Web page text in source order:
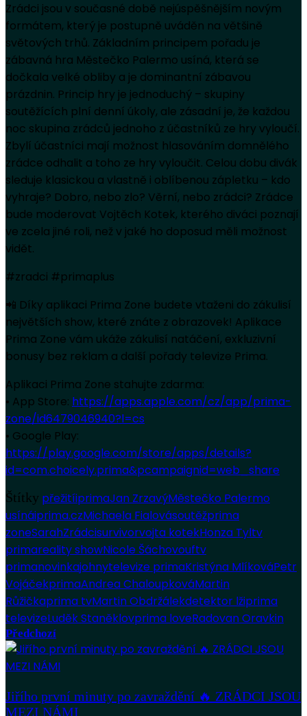
Zrádci jsou v současné době nejúspěšnějším novým
formátem, který je postupně uváděn na většině
světových trhů. Základním principem pořadu je
zábavná hra Městečko Palermo usíná, která se
dočkala velké obliby a je dominantní zábavou
prázdnin. Princip hry je jednoduchý – skupiny
soutěžících plní denní úkoly, ale zásadní je, že každou
noc skupina zrádců jednoho z účastníků ze hry vyloučí.
Zbylí účastníci mají možnost hlasováním domnělého
zrádce odhalit a toho ze hry vyloučit. Celou dobu divák
sleduje klasickou a vlastně i oblíbenou zápletku – kdo
vyhraje? Dobro, nebo zlo? Věrní, nebo zrádci? Zrádce
bude moderovat Vojtěch Kotek, kterého diváci poznají
ve zcela jiné roli, než v jaké ho doposud měli možnost
vidět.
#zradci #primaplus
📲 Díky aplikaci Prima Zone budete vtaženi do zákulisí
největších show, které znáte z obrazovek! Aplikace
Prima Zone vám ukáže zákulisí natáčení, exkluzivní
bonusy bez reklam a další pořady televize Prima.
Aplikaci Prima Zone stahujte zdarma:
• App Store: https://apps.apple.com/cz/app/prima-
zone/id6479046940?l=cs
• Google Play:
https://play.google.com/store/apps/details?
id=com.choicely.prima&pcampaignid=web_share
Štítky přežitíiprimaJan ZrzavýMěstečko Palermo
usínáiprima.czMichaela Fialovásoutěžprima
zoneSarahZrádcisurvivorvojta kotekHonza Tyltv
primareality showNicole Šáchovouftv
primanovinkajohnytelevize primaKristýna MlíkováPetr
VojáčekprimaAndrea ChaloupkováMartin
Růžičkaprima tvMartin Obdržálekdetektor lžiprima
televizeLuděk Staněklovprima loveRadovan Oravkin
Předchozí
Jiřího první minuty po zavraždění 🔥 ZRÁDCI JSOU
MEZI NÁMI